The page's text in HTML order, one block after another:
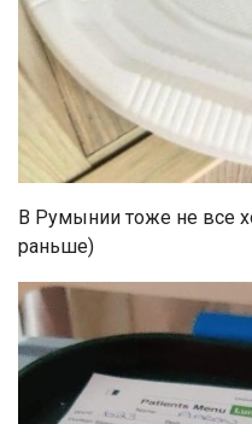
В Румынии тоже не все
раньше)